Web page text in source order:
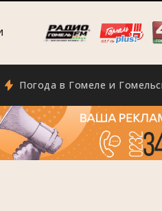
в Гомеле и Гомельской